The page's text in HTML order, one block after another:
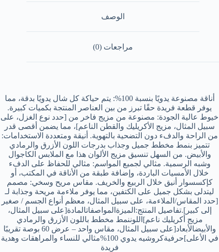
الوصف
مراجعات (0)
أناقة مصنوعة يدويًا بنسبة 100%: يتم حياكة كل شال يدويًا بدقة، مما
يوفر قطعة فريدة حقًا تبرز من بين العناصر المنتجة بكميات كبيرة.
خيوط عالية الجودة: مصنوعة من مزيج فاخر من [حدد نوع الغزل، على
سبيل المثال، مزيج الأكريليك والقطن الناعم]، مما يضمن أقصى قدر
من الراحة والدفء دون التضحية بالتهوية. أنيقة ومتعددة الاستخدامات:
تتميز بنمط مخطط جميل وجذاب بدرجات اللون الأزرق والرمادي
والأبيض. من السهل تنسيق مزيج الألوان هذا مع الملابس الكاجوال
وشبه الرسمية. مثالي لجميع المواسم: مثالي للحفاظ على الدفء
خلال الأمسيات الباردة، وإضافة طبقة من الأناقة في المكتب، أو
كإكسسوار أنيق خلال الربيع والخريف. مقاس مريح وسخي: مصمم
ليتدلى بشكل جميل على الكتفين، مما يوفر ملاءمة مريحة وجذابة لـ
[حدد المقاس/الملاءمة، على سبيل المثال، معظم أنواع الجسم / صغير
إلى كبير].تفاصيل المنتج:الميزةالمواصفاتالمادة[على سبيل المثال،
مزيج أكريليك ناعم]اللوننمط مخطط باللون الأزرق والرمادي
والأبيضالأبعاد[على سبيل المثال، مقاس واحد – عرض 60 بوصة تقريبًا
في الأعلى]حرفيةكروشيه يدوي 100%مثالي للنساء والمراهقات وهدية
فريدة